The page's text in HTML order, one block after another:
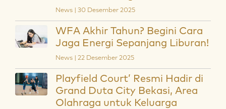
News | 30 Desember 2025
WFA Akhir Tahun? Begini Cara
Jaga Energi Sepanjang Liburan!
News | 22 Desember 2025
Playfield Court’ Resmi Hadir di
Grand Duta City Bekasi, Area
Olahraga untuk Keluarga